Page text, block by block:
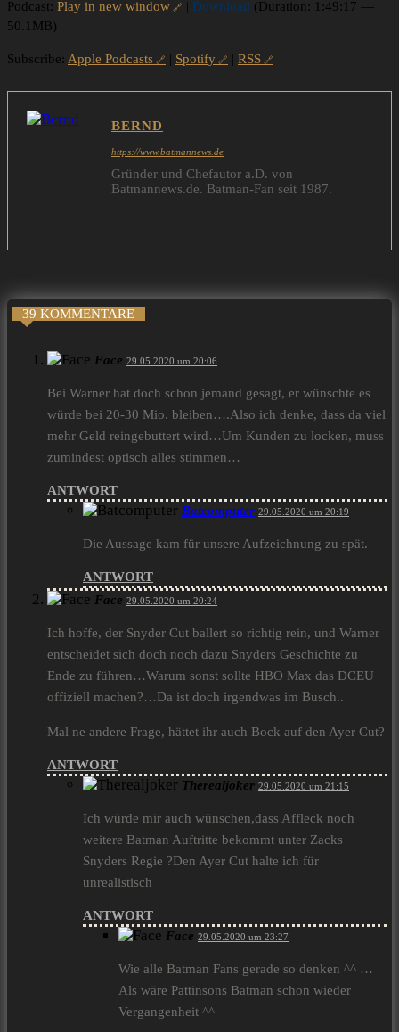
Podcast: Play in new window | Download (Duration: 1:49:17 —
50.1MB)
Subscribe: Apple Podcasts | Spotify | RSS
BERND
https://www.batmannews.de
Gründer und Chefautor a.D. von
Batmannews.de. Batman-Fan seit 1987.
39 KOMMENTARE
Face 29.05.2020 um 20:06
Bei Warner hat doch schon jemand gesagt, er wünschte es
würde bei 20-30 Mio. bleiben….Also ich denke, dass da viel
mehr Geld reingebuttert wird…Um Kunden zu locken, muss
zumindest optisch alles stimmen…
ANTWORT
Batcomputer 29.05.2020 um 20:19
Die Aussage kam für unsere Aufzeichnung zu spät.
ANTWORT
Face 29.05.2020 um 20:24
Ich hoffe, der Snyder Cut ballert so richtig rein, und Warner
entscheidet sich doch noch dazu Snyders Geschichte zu
Ende zu führen…Warum sonst sollte HBO Max das DCEU
offiziell machen?…Da ist doch irgendwas im Busch..
Mal ne andere Frage, hättet ihr auch Bock auf den Ayer Cut?
ANTWORT
Therealjoker 29.05.2020 um 21:15
Ich würde mir auch wünschen,dass Affleck noch
weitere Batman Auftritte bekommt unter Zacks
Snyders Regie ?Den Ayer Cut halte ich für
unrealistisch
ANTWORT
Face 29.05.2020 um 23:27
Wie alle Batman Fans gerade so denken ^^ …
Als wäre Pattinsons Batman schon wieder
Vergangenheit ^^